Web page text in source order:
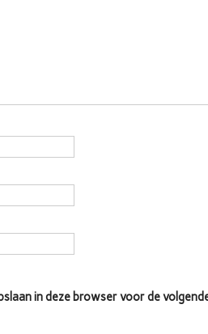
in deze browser voor de